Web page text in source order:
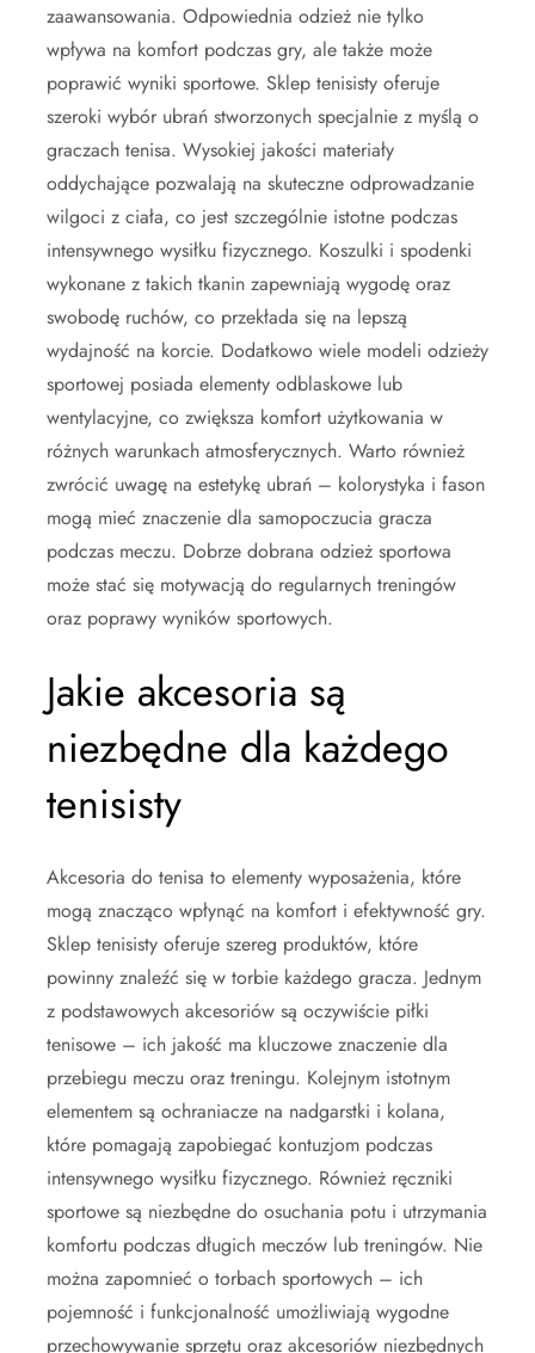
zaawansowania. Odpowiednia odzież nie tylko
wpływa na komfort podczas gry, ale także może
poprawić wyniki sportowe. Sklep tenisisty oferuje
szeroki wybór ubrań stworzonych specjalnie z myślą o
graczach tenisa. Wysokiej jakości materiały
oddychające pozwalają na skuteczne odprowadzanie
wilgoci z ciała, co jest szczególnie istotne podczas
intensywnego wysiłku fizycznego. Koszulki i spodenki
wykonane z takich tkanin zapewniają wygodę oraz
swobodę ruchów, co przekłada się na lepszą
wydajność na korcie. Dodatkowo wiele modeli odzieży
sportowej posiada elementy odblaskowe lub
wentylacyjne, co zwiększa komfort użytkowania w
różnych warunkach atmosferycznych. Warto również
zwrócić uwagę na estetykę ubrań – kolorystyka i fason
mogą mieć znaczenie dla samopoczucia gracza
podczas meczu. Dobrze dobrana odzież sportowa
może stać się motywacją do regularnych treningów
oraz poprawy wyników sportowych.
Jakie akcesoria są
niezbędne dla każdego
tenisisty
Akcesoria do tenisa to elementy wyposażenia, które
mogą znacząco wpłynąć na komfort i efektywność gry.
Sklep tenisisty oferuje szereg produktów, które
powinny znaleźć się w torbie każdego gracza. Jednym
z podstawowych akcesoriów są oczywiście piłki
tenisowe – ich jakość ma kluczowe znaczenie dla
przebiegu meczu oraz treningu. Kolejnym istotnym
elementem są ochraniacze na nadgarstki i kolana,
które pomagają zapobiegać kontuzjom podczas
intensywnego wysiłku fizycznego. Również ręczniki
sportowe są niezbędne do osuchania potu i utrzymania
komfortu podczas długich meczów lub treningów. Nie
można zapomnieć o torbach sportowych – ich
pojemność i funkcjonalność umożliwiają wygodne
przechowywanie sprzętu oraz akcesoriów niezbędnych